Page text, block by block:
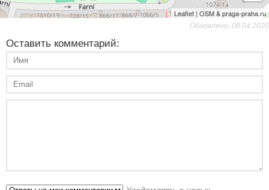
Leaflet | OSM & praga-praha.ru
Обновлено: 08.04.2020
Оставить комментарий: